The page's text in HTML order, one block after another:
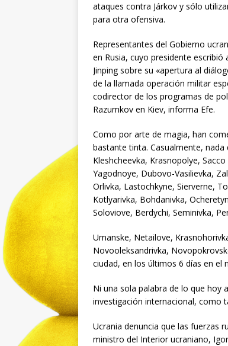
ataques contra Járkov y sólo
para otra ofensiva.
Representantes del Gobierno
en Rusia, cuyo presidente
Jinping sobre su «apertura al
de la llamada operación militar
codirector de los programas de
Razumkov en Kiev, informa Efe.
Como por arte de magia, han
bastante tinta. Casualmente, nada
Kleshcheevka, Krasnopolye,
Yagodnoye, Dubovo-Vasilievka,
Orlivka, Lastochkyne, Sierverne,
Kotlyarivka, Bohdanivka,
Soloviove, Berdychi, Seminivka,
Umanske, Netailove,
Novooleksandrivka,
ciudad, en los últimos 6 días en el
Ni una sola palabra de lo que hoy
investigación internacional, como
Ucrania denuncia que las fuerzas
ministro del Interior ucraniano,